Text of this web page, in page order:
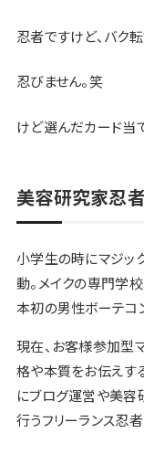
忍者ですけど、バク転
忍びません。笑
けど選んだカード当
美容研究家忍
小学生の時にマジッ
動。メイクの専門学
本初の男性ボーテコ
現在、お客様参加型
格や本質をお伝えす
にブログ運営や美容
行うフリーランス忍